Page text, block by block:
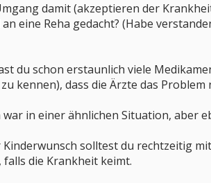
damit (akzeptieren der
eine Reha gedacht? (Habe
du schon erstaunlich viele
kennen), dass die Ärzte das
war in einer ähnlichen Situation, aber
Kinderwunsch solltest du rechtzeitig
die Krankheit keimt.